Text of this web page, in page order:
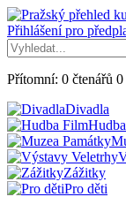
Přihlášení pro
Přítomní: 0 čtenářů 0
Divadla
Zážitky
Pro děti